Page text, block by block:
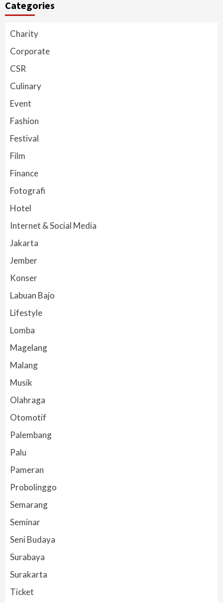
Categories
Charity
Corporate
CSR
Culinary
Event
Fashion
Festival
Film
Finance
Fotografi
Hotel
Internet & Social Media
Jakarta
Jember
Konser
Labuan Bajo
Lifestyle
Lomba
Magelang
Malang
Musik
Olahraga
Otomotif
Palembang
Palu
Pameran
Probolinggo
Semarang
Seminar
Seni Budaya
Surabaya
Surakarta
Ticket